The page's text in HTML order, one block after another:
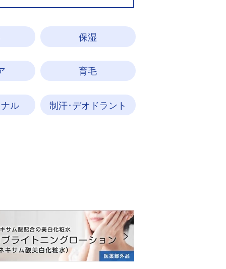
保湿
育毛
ル 制汗･デオドラント